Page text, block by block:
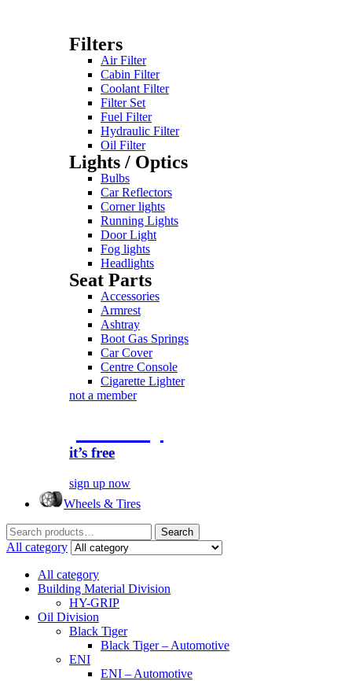
Filters
Air Filter
Cabin Filter
Coolant Filter
Filter Set
Fuel Filter
Hydraulic Filter
Oil Filter
Lights / Optics
Bulbs
Car Reflectors
Corner lights
Running Lights
Door Light
Fog lights
Headlights
Seat Parts
Accessories
Armrest
Ashtray
Boot Gas Springs
Car Cover
Centre Console
Cigarette Lighter
not a member
it’s free
sign up now
Wheels & Tires
Search
for:
Search
All category
All category
Building Material Division
HY-GRIP
Oil Division
Black Tiger
Black Tiger – Automotive
ENI
ENI – Automotive